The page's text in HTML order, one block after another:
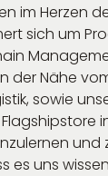
im Herzen
sich um
der Nähe
sowie
es uns